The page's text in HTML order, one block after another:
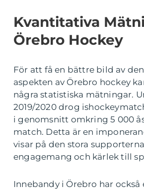
Kvantitativa
Örebro Hockey
För att få en bättre bild av
aspekten av Örebro hockey
några statistiska mätningar.
2019/2020 drog
i genomsnitt omkring 5 000
match. Detta är en
visar på den stora
engagemang och kärlek till
Innebandy i Örebro har